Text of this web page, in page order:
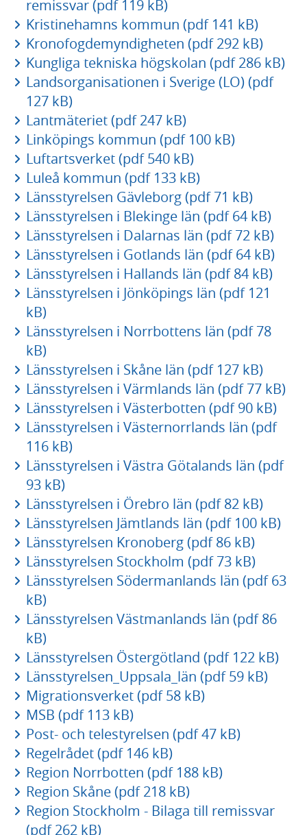
remissvar (pdf 119 kB)
Kristinehamns kommun (pdf 141 kB)
Kronofogdemyndigheten (pdf 292 kB)
Kungliga tekniska högskolan (pdf 286 kB)
Landsorganisationen i Sverige (LO) (pdf
127 kB)
Lantmäteriet (pdf 247 kB)
Linköpings kommun (pdf 100 kB)
Luftartsverket (pdf 540 kB)
Luleå kommun (pdf 133 kB)
Länsstyrelsen Gävleborg (pdf 71 kB)
Länsstyrelsen i Blekinge län (pdf 64 kB)
Länsstyrelsen i Dalarnas län (pdf 72 kB)
Länsstyrelsen i Gotlands län (pdf 64 kB)
Länsstyrelsen i Hallands län (pdf 84 kB)
Länsstyrelsen i Jönköpings län (pdf 121
kB)
Länsstyrelsen i Norrbottens län (pdf 78
kB)
Länsstyrelsen i Skåne län (pdf 127 kB)
Länsstyrelsen i Värmlands län (pdf 77 kB)
Länsstyrelsen i Västerbotten (pdf 90 kB)
Länsstyrelsen i Västernorrlands län (pdf
116 kB)
Länsstyrelsen i Västra Götalands län (pdf
93 kB)
Länsstyrelsen i Örebro län (pdf 82 kB)
Länsstyrelsen Jämtlands län (pdf 100 kB)
Länsstyrelsen Kronoberg (pdf 86 kB)
Länsstyrelsen Stockholm (pdf 73 kB)
Länsstyrelsen Södermanlands län (pdf 63
kB)
Länsstyrelsen Västmanlands län (pdf 86
kB)
Länsstyrelsen Östergötland (pdf 122 kB)
Länsstyrelsen_Uppsala_län (pdf 59 kB)
Migrationsverket (pdf 58 kB)
MSB (pdf 113 kB)
Post- och telestyrelsen (pdf 47 kB)
Regelrådet (pdf 146 kB)
Region Norrbotten (pdf 188 kB)
Region Skåne (pdf 218 kB)
Region Stockholm - Bilaga till remissvar
(pdf 262 kB)